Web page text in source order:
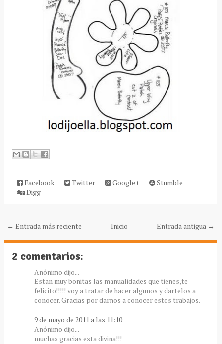
Facebook Twitter Google+
Stumble
Digg
← Entrada más reciente Entrada antigua →
Inicio
2 comentarios:
Anónimo dijo...
Estan muy bonitas las manualidades que tienes,te
felicito!!!!! voy a tratar de hacer algunos y dartelos a
conocer. Gracias por darnos a conocer estos trabajos.
9 de mayo de 2011 a las 11:10
Anónimo dijo...
muchas gracias esta divina!!!